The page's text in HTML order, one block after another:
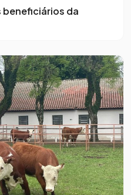
beneficiários da